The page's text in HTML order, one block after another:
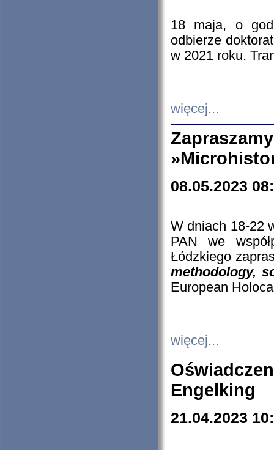
18 maja, o
odbierze
w 2021 roku.
więcej...
08.05.2023
W dniach 18-22
PAN we
Łódzkiego
methodology,
European
więcej...
Engelking
21.04.2023